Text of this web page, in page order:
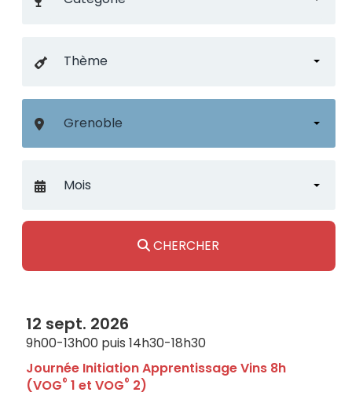
CHERCHER
12 sept. 2026
9h00-13h00 puis 14h30-18h30
Journée Initiation Apprentissage Vins 8h
(VOG® 1 et VOG® 2)